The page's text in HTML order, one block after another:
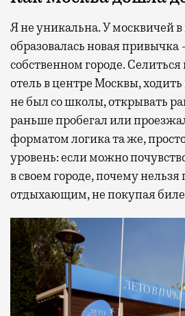
Я не уникальна. У москвичей
образовалась новая
собственном городе.
отель в центре Москвы,
не был со школы, открывать
раньше пробегал или
форматом логика та же,
уровень: если можно
в своем городе, почему нельзя
отдыхающим, не покупая